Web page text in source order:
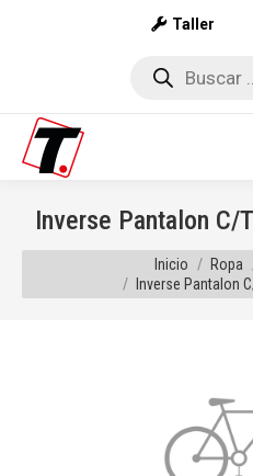
Taller
Búsqueda
Inverse Pantalon C/
Estás aquí:
Inicio Ropa
Inverse Pantalon